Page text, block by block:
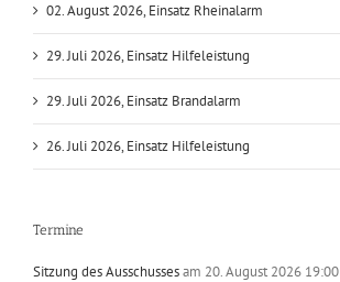
02. August 2026, Einsatz Rheinalarm
29. Juli 2026, Einsatz Hilfeleistung
29. Juli 2026, Einsatz Brandalarm
26. Juli 2026, Einsatz Hilfeleistung
Termine
Sitzung des Ausschussesam 20. August 2026 19:00